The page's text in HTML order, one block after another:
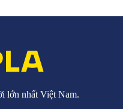
lớn nhất Việt Nam.